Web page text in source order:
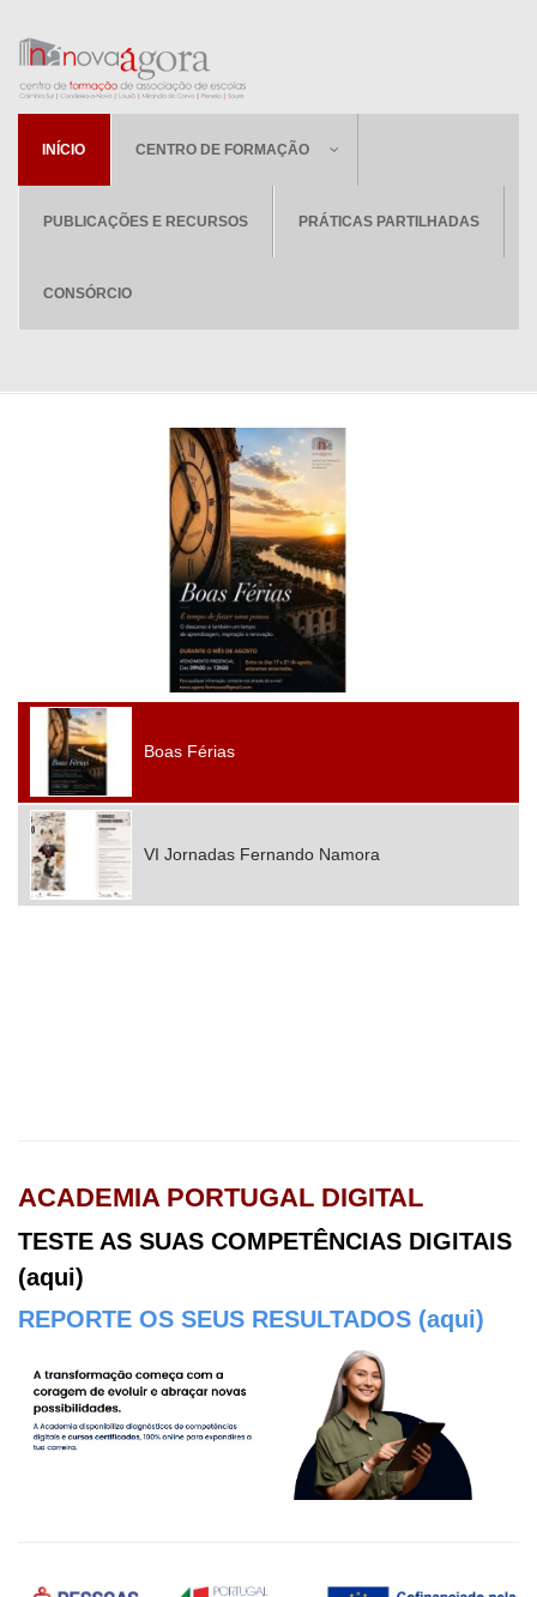
INÍCIO CENTRO DE FORMAÇÃO
PUBLICAÇÕES E RECURSOS PRÁTICAS PARTILHADAS
CONSÓRCIO
Boas Férias
VI Jornadas Fernando Namora
ACADEMIA PORTUGAL DIGITAL
TESTE AS SUAS COMPETÊNCIAS DIGITAIS
(aqui)
REPORTE OS SEUS RESULTADOS (aqui)